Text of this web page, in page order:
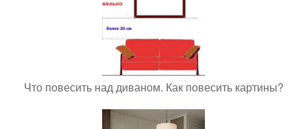
Что повесить над диваном. Как повесить картины?